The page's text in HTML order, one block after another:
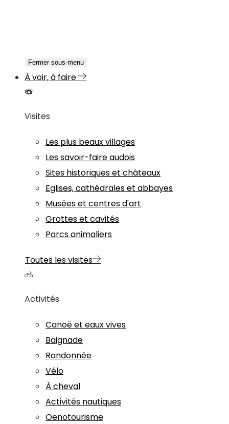
Fermer sous-menu
À voir, à faire
Visites
Les plus beaux villages
Les savoir-faire audois
Sites historiques et châteaux
Eglises, cathédrales et abbayes
Musées et centres d'art
Grottes et cavités
Parcs animaliers
Toutes les visites
Activités
Canoë et eaux vives
Baignade
Randonnée
Vélo
À cheval
Activités nautiques
Oenotourisme